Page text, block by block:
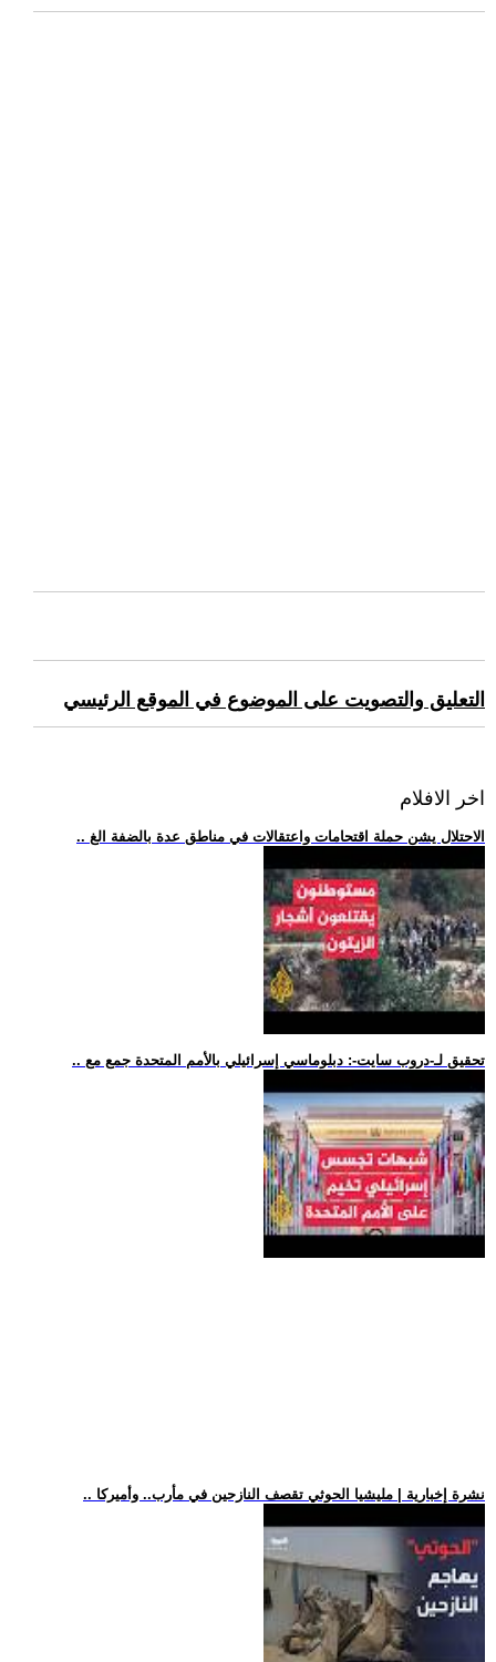
التعليق والتصويت على الموضوع في الموقع الرئيسي
اخر الافلام
.. الاحتلال يشن حملة اقتحامات واعتقالات في مناطق عدة بالضفة الغ
.. تحقيق لـ-دروب سايت-: دبلوماسي إسرائيلي بالأمم المتحدة جمع مع
.. نشرة إخبارية | مليشيا الحوثي تقصف النازحين في مأرب.. وأميركا